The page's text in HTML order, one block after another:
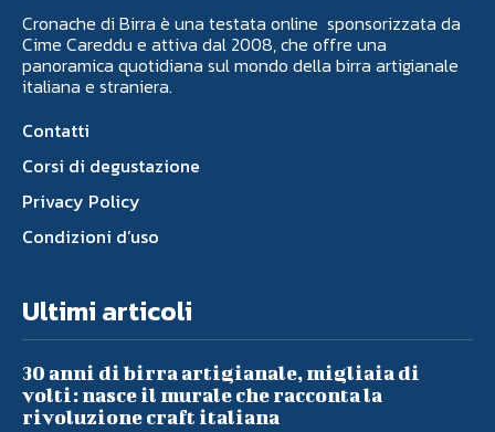
Cronache di Birra è una testata online sponsorizzata da
Cime Careddu e attiva dal 2008, che offre una
panoramica quotidiana sul mondo della birra artigianale
italiana e straniera.
Contatti
Corsi di degustazione
Privacy Policy
Condizioni d’uso
Ultimi articoli
30 anni di birra artigianale, migliaia di
volti: nasce il murale che racconta la
rivoluzione craft italiana